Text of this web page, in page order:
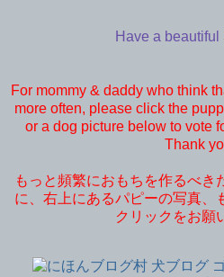
Have a beautiful
For mommy & daddy who think
more often, please click the
or a dog picture below to vote
Thank
もっと頻繁におもちを作るべき
に、右上にあるパピーの写真、
クリックをお願